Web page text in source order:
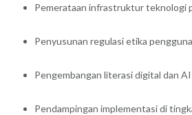
Pemerataan infrastruktur teknologi
Penyusunan regulasi etika
Pengembangan literasi digital dan
Pendampingan implementasi di